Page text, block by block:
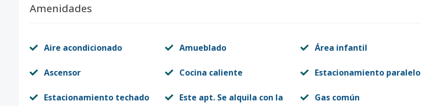
Amenidades
Aire acondicionado Amueblado Área infantil
Ascensor Cocina caliente Estacionamiento paralelo
Estacionamiento techado
Este apt. Se alquila con la
Gas común